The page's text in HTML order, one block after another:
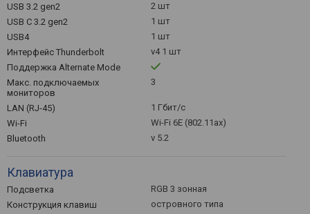
USB 3.2 gen2
2 шт
USB C 3.2 gen2
1 шт
USB4
1 шт
Интерфейс Thunderbolt
v4 1 шт
Поддержка Alternate Mode
Макс. подключаемых
мониторов
3
LAN (RJ-45)
1 Гбит/с
Wi-Fi
Wi-Fi 6E (802.11ax)
Bluetooth
v 5.2
Клавиатура
Подсветка
RGB 3 зонная
Конструкция клавиш
островного типа